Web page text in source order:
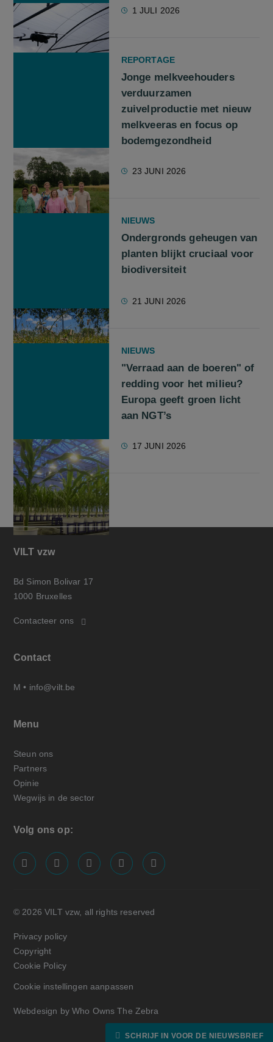
1 JULI 2026
REPORTAGE
Jonge melkveehouders
verduurzamen
zuivelproductie met nieuw
melkveeras en focus op
bodemgezondheid
23 JUNI 2026
NIEUWS
Ondergronds geheugen van
planten blijkt cruciaal voor
biodiversiteit
21 JUNI 2026
NIEUWS
"Verraad aan de boeren" of
redding voor het milieu?
Europa geeft groen licht
aan NGT’s
17 JUNI 2026
VILT vzw
Bd Simon Bolivar 17
1000 Bruxelles
Contacteer ons
Contact
M • info@vilt.be
Menu
Steun ons
Partners
Opinie
Wegwijs in de sector
Volg ons op:
screenreader.visit us on our facebook page: https://
screenreader.visit us on our linkedin page:
screenreader.visit us on our
screenreader.visit us on our x
screenreader.visit us on
© 2026 VILT vzw, all rights reserved
Privacy policy
Copyright
Cookie Policy
Cookie instellingen aanpassen
Webdesign by Who Owns The Zebra
SCHRIJF IN VOOR DE NIEUWSBRIEF